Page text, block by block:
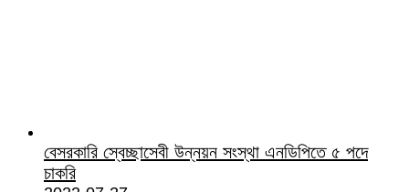
বেসরকারি স্বেচ্ছাসেবী উন্নয়ন সংস্থা এনডিপিতে ৫ পদে
চাকরি